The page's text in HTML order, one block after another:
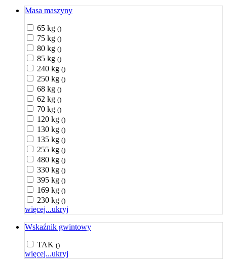
Masa maszyny
65 kg ()
75 kg ()
80 kg ()
85 kg ()
240 kg ()
250 kg ()
68 kg ()
62 kg ()
70 kg ()
120 kg ()
130 kg ()
135 kg ()
255 kg ()
480 kg ()
330 kg ()
395 kg ()
169 kg ()
230 kg ()
więcej...ukryj
Wskaźnik gwintowy
TAK ()
więcej...ukryj